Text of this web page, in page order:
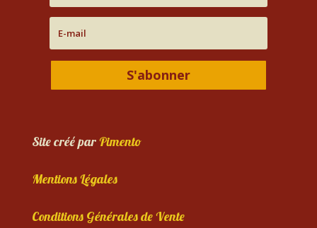
S'abonner
Site créé parPimento
Mentions Légales
Conditions Générales de Vente